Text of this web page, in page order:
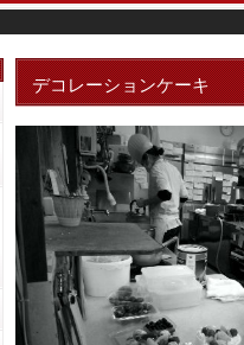
デコレーションケーキ